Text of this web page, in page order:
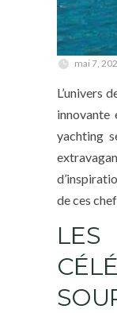
mai 7,
L’univers
innovante
yachting
de ces